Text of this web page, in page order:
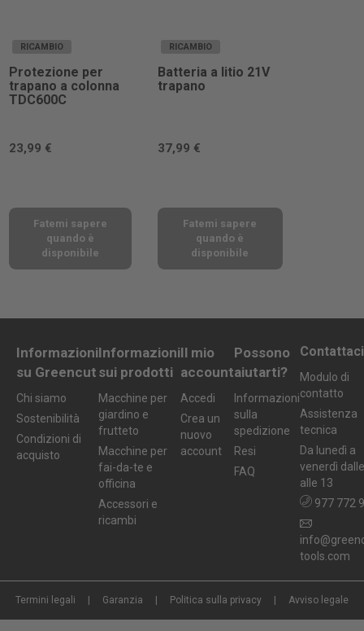
RICAMBIO
Protezione per
trapano a colonna
TDC600C
23,99 €
Fatemi sapere
quando è
disponibile
RICAMBIO
Batteria a litio 21V
trapano
37,99 €
Fatemi sapere
quando è
disponibile
Informazioni
su Greencut
Chi siamo
Sostenibilità
Condizioni di
acquisto
Informazioni
sui prodotti
Macchine per
giardino e
frutteto
Macchine per
fai-da-te e
officina
Accessori e
ricambi
Il mio
account
Accedi
Crea un
nuovo
account
Possono
aiutarti?
Informazioni
sulla
spedizione
Resi
FAQ
Contattaci
Modulo di
contatto
Assistenza
tecnica
Da lunedì a
venerdì
alle 13
977 772
tools.com
Termini legali Garanzia Politica sulla privacy Avviso legale